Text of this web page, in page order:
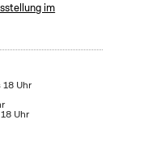
im
Uhr
Uhr